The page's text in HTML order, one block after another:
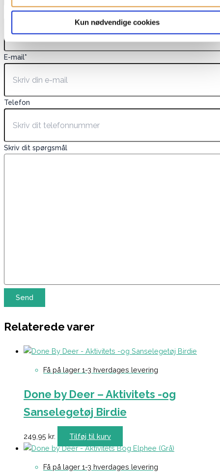
Kun nødvendige cookies
Navn*
E-mail*
Telefon
Skriv dit spørgsmål
Relaterede varer
Få på lager 1-3 hverdages levering
Done by Deer – Aktivitets -og
Sanselegetøj Birdie
249,95 kr. Tilføj til kurv
Få på lager 1-3 hverdages levering